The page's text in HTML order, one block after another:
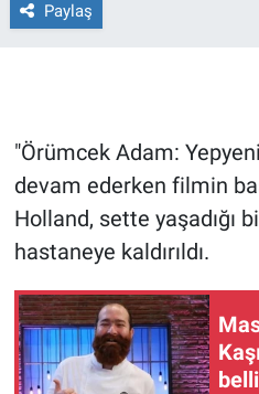
Paylaş
"Örümcek Adam:
devam ederken filmin
Holland, sette yaşadığı
hastaneye kaldırıldı.
Gün Başlıyor
Gün Ortası
Gündem Özel
Günün görüntüsü
Haber
İlan